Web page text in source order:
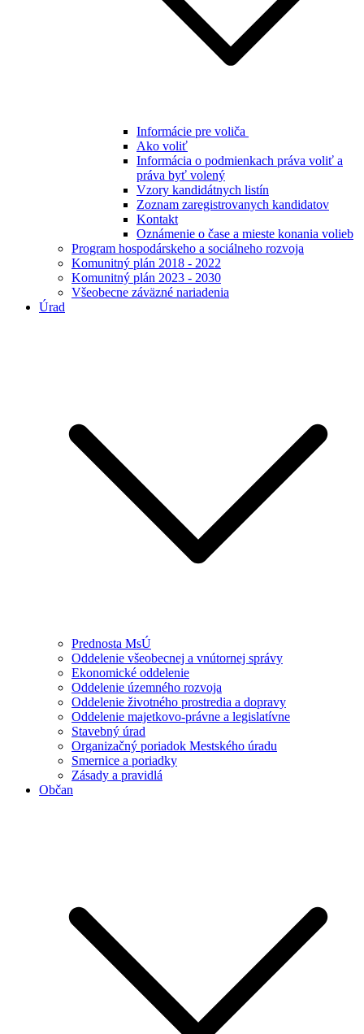
Informácie pre voliča
Ako voliť
Informácia o podmienkach práva voliť a
práva byť volený
Vzory kandidátnych listín
Zoznam zaregistrovanych kandidatov
Kontakt
Oznámenie o čase a mieste konania volieb
Program hospodárskeho a sociálneho rozvoja
Komunitný plán 2018 - 2022
Komunitný plán 2023 - 2030
Všeobecne záväzné nariadenia
Úrad
Prednosta MsÚ
Oddelenie všeobecnej a vnútornej správy
Ekonomické oddelenie
Oddelenie územného rozvoja
Oddelenie životného prostredia a dopravy
Oddelenie majetkovo-právne a legislatívne
Stavebný úrad
Organizačný poriadok Mestského úradu
Smernice a poriadky
Zásady a pravidlá
Občan